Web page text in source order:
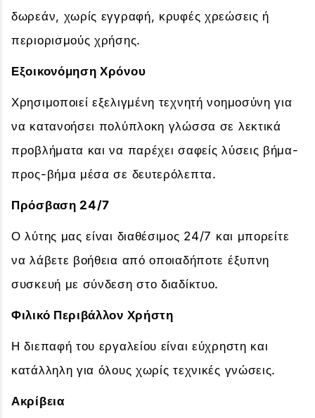
δωρεάν, χωρίς εγγραφή, κρυφές χρεώσεις ή
περιορισμούς χρήσης.
Εξοικονόμηση Χρόνου
Χρησιμοποιεί εξελιγμένη τεχνητή νοημοσύνη για
να κατανοήσει πολύπλοκη γλώσσα σε λεκτικά
προβλήματα και να παρέχει σαφείς λύσεις βήμα-
προς-βήμα μέσα σε δευτερόλεπτα.
Πρόσβαση 24/7
Ο λύτης μας είναι διαθέσιμος 24/7 και μπορείτε
να λάβετε βοήθεια από οποιαδήποτε έξυπνη
συσκευή με σύνδεση στο διαδίκτυο.
Φιλικό Περιβάλλον Χρήστη
Η διεπαφή του εργαλείου είναι εύχρηστη και
κατάλληλη για όλους χωρίς τεχνικές γνώσεις.
Ακρίβεια